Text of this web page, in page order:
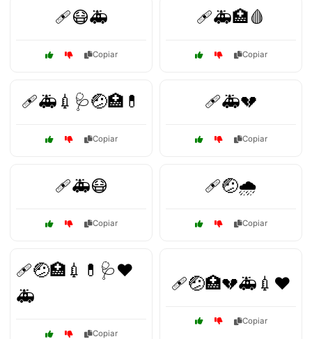
🩹😷🚑
Copiar
🩹🚑🏥🩸
Copiar
🩹🚑💉🩺🤕🏥💊
Copiar
🩹🚑💔
Copiar
🩹🚑😷
Copiar
🩹🤕🌧️
Copiar
🩹🤕🏥💉💊🩺❤️
🚑
Copiar
🩹🤕🏥💔🚑💉❤️
Copiar